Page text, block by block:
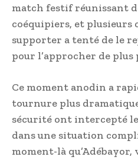
match festif réunissant
coéquipiers, et plusieurs
supporter a tenté de le
pour l’approcher de plus
Ce moment anodin a
tournure plus
sécurité ont intercepté
dans une situation
moment-là